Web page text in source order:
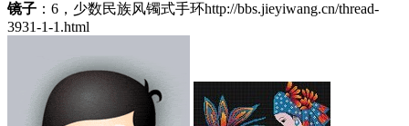
镜子 ：6，少数民族风镯式手环http://bbs.jieyiwang.cn/thread-
3931-1-1.html